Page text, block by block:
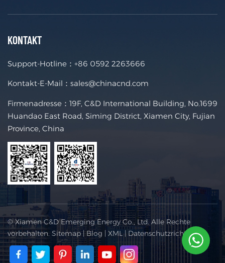
KONTAKT
Support-Hotline： +86 0592 2263666
Kontakt-E-Mail： sales@chinacnd.com
Firmenadresse：19F, C&D International Building, No.1699
Huandao East Road, Siming District, Xiamen City, Fujian
Province, China
© Xiamen C&D Emerging Energy Co., Ltd. Alle Rechte
vorbehalten. Sitemap|Blog | XML| Datenschutzrichtlinie